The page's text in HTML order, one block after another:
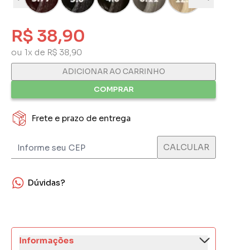
R$ 38,90
ou 1x de R$ 38,90
ADICIONAR AO CARRINHO
COMPRAR
Frete e prazo de entrega
Dúvidas?
Informações